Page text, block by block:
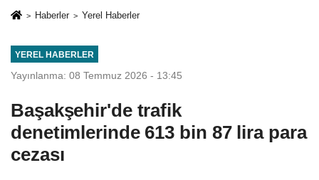
Haberler Yerel Haberler
YEREL HABERLER
Yayınlanma: 08 Temmuz 2026 - 13:45
Başakşehir'de trafik
denetimlerinde 613 bin 87 lira para
cezası